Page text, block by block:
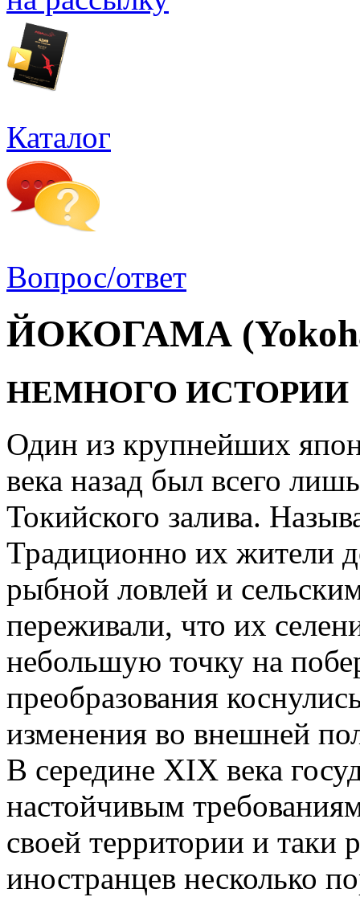
Каталог
Вопрос/ответ
ЙОКОГАМА
НЕМНОГО ИСТОРИИ
Один из крупнейших
века назад был всего
Токийского залива.
Традиционно их жители
рыбной ловлей и
переживали, что их
небольшую точку на
преобразования
изменения во внешней
В середине XIX века
настойчивым
своей территории и таки
иностранцев несколько